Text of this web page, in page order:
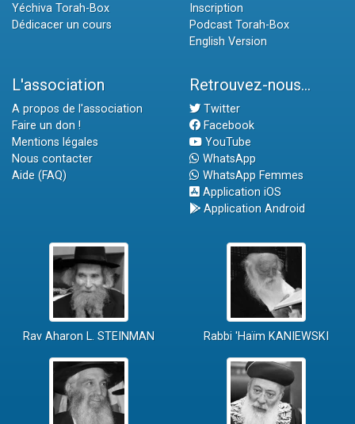
Yéchiva Torah-Box
Dédicacer un cours
Inscription
Podcast Torah-Box
English Version
L'association
A propos de l'association
Faire un don !
Mentions légales
Nous contacter
Aide (FAQ)
Retrouvez-nous...
Twitter
Facebook
YouTube
WhatsApp
WhatsApp Femmes
Application iOS
Application Android
Rav Aharon L. STEINMAN Rabbi 'Haïm KANIEWSKI